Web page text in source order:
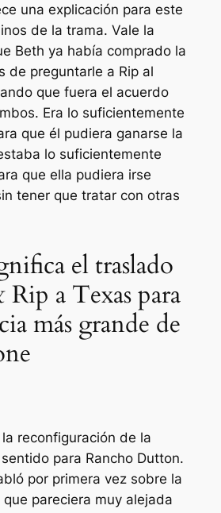
una explicación para este
de la trama. Vale la
Beth ya había comprado la
de preguntarle a Rip al
que fuera el acuerdo
Era lo suficientemente
que él pudiera ganarse la
lo suficientemente
que ella pudiera irse
tener que tratar con otras
el traslado
a Texas para
más grande de
reconfiguración de la
para Rancho Dutton.
por primera vez sobre la
pareciera muy alejada